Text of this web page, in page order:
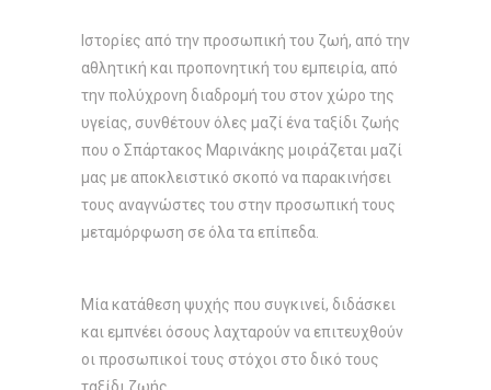
Ιστορίες από την προσωπική του ζωή, από την
αθλητική και προπονητική του εμπειρία, από
την πολύχρονη διαδρομή του στον χώρο της
υγείας, συνθέτουν όλες μαζί ένα ταξίδι ζωής
που ο Σπάρτακος Μαρινάκης μοιράζεται μαζί
μας με αποκλειστικό σκοπό να παρακινήσει
τους αναγνώστες του στην προσωπική τους
μεταμόρφωση σε όλα τα επίπεδα.
Μία κατάθεση ψυχής που συγκινεί, διδάσκει
και εμπνέει όσους λαχταρούν να επιτευχθούν
οι προσωπικοί τους στόχοι στο δικό τους